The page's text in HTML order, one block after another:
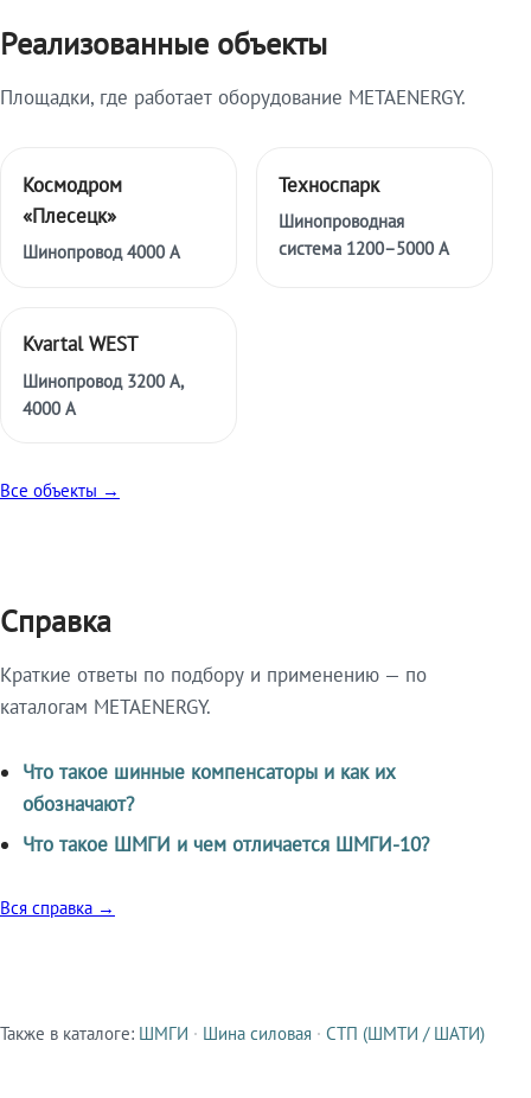
Реализованные объекты
Площадки, где работает оборудование METAENERGY.
Космодром
«Плесецк»
Шинопровод 4000 А
Техноспарк
Шинопроводная
система 1200–5000 А
Kvartal WEST
Шинопровод 3200 А,
4000 А
Все объекты →
Справка
Краткие ответы по подбору и применению — по
каталогам METAENERGY.
Что такое шинные компенсаторы и как их
обозначают?
Что такое ШМГИ и чем отличается ШМГИ-10?
Вся справка →
Смежные продукты
Также в каталоге: ШМГИ · Шина силовая · СТП (ШМТИ / ШАТИ)